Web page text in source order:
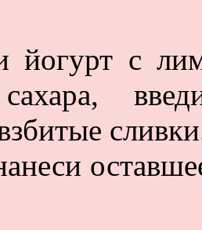
йогурт с